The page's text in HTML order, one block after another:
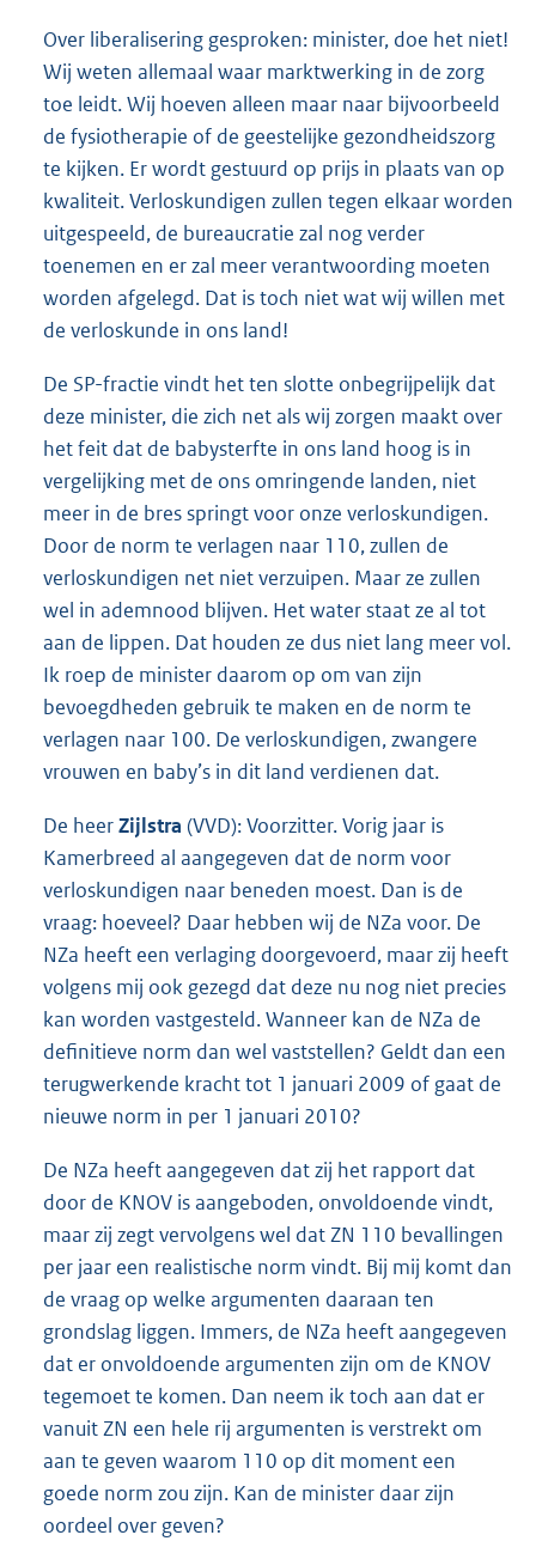
Over liberalisering gesproken: minister, doe het niet!
Wij weten allemaal waar marktwerking in de zorg
toe leidt. Wij hoeven alleen maar naar bijvoorbeeld
de fysiotherapie of de geestelijke gezondheidszorg
te kijken. Er wordt gestuurd op prijs in plaats van op
kwaliteit. Verloskundigen zullen tegen elkaar worden
uitgespeeld, de bureaucratie zal nog verder
toenemen en er zal meer verantwoording moeten
worden afgelegd. Dat is toch niet wat wij willen met
de verloskunde in ons land!
De SP-fractie vindt het ten slotte onbegrijpelijk dat
deze minister, die zich net als wij zorgen maakt over
het feit dat de babysterfte in ons land hoog is in
vergelijking met de ons omringende landen, niet
meer in de bres springt voor onze verloskundigen.
Door de norm te verlagen naar 110, zullen de
verloskundigen net niet verzuipen. Maar ze zullen
wel in ademnood blijven. Het water staat ze al tot
aan de lippen. Dat houden ze dus niet lang meer vol.
Ik roep de minister daarom op om van zijn
bevoegdheden gebruik te maken en de norm te
verlagen naar 100. De verloskundigen, zwangere
vrouwen en baby’s in dit land verdienen dat.
De heerZijlstra (VVD): Voorzitter. Vorig jaar is
Kamerbreed al aangegeven dat de norm voor
verloskundigen naar beneden moest. Dan is de
vraag: hoeveel? Daar hebben wij de NZa voor. De
NZa heeft een verlaging doorgevoerd, maar zij heeft
volgens mij ook gezegd dat deze nu nog niet precies
kan worden vastgesteld. Wanneer kan de NZa de
definitieve norm dan wel vaststellen? Geldt dan een
terugwerkende kracht tot 1 januari 2009 of gaat de
nieuwe norm in per 1 januari 2010?
De NZa heeft aangegeven dat zij het rapport dat
door de KNOV is aangeboden, onvoldoende vindt,
maar zij zegt vervolgens wel dat ZN 110 bevallingen
per jaar een realistische norm vindt. Bij mij komt dan
de vraag op welke argumenten daaraan ten
grondslag liggen. Immers, de NZa heeft aangegeven
dat er onvoldoende argumenten zijn om de KNOV
tegemoet te komen. Dan neem ik toch aan dat er
vanuit ZN een hele rij argumenten is verstrekt om
aan te geven waarom 110 op dit moment een
goede norm zou zijn. Kan de minister daar zijn
oordeel over geven?